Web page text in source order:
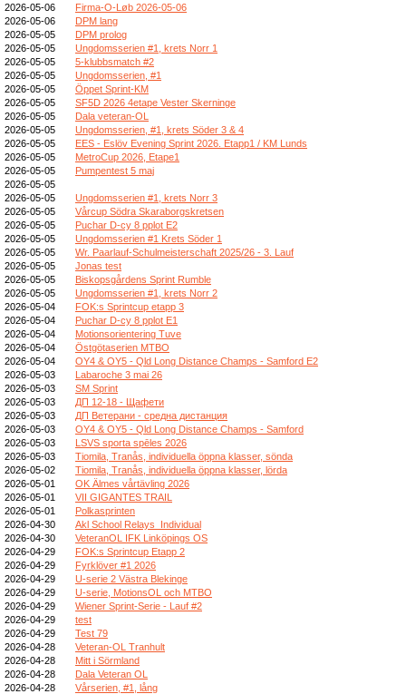
2026-05-06
Firma-O-Løb 2026-05-06
2026-05-06
DPM lang
2026-05-05
DPM prolog
2026-05-05
Ungdomsserien #1, krets Norr 1
2026-05-05
5-klubbsmatch #2
2026-05-05
Ungdomsserien, #1
2026-05-05
Öppet Sprint-KM
2026-05-05
SF5D 2026 4etape Vester Skerninge
2026-05-05
Dala veteran-OL
2026-05-05
Ungdomsserien, #1, krets Söder 3 & 4
2026-05-05
EES - Eslöv Evening Sprint 2026. Etapp1 / KM Lunds
2026-05-05
MetroCup 2026, Etape1
2026-05-05
Pumpentest 5 maj
2026-05-05
2026-05-05
Ungdomsserien #1, krets Norr 3
2026-05-05
Vårcup Södra Skaraborgskretsen
2026-05-05
Puchar D-cy 8 pplot E2
2026-05-05
Ungdomsserien #1 Krets Söder 1
2026-05-05
Wr. Paarlauf-Schulmeisterschaft 2025/26 - 3. Lauf
2026-05-05
Jonas test
2026-05-05
Biskopsgårdens Sprint Rumble
2026-05-05
Ungdomsserien #1, krets Norr 2
2026-05-04
FOK:s Sprintcup etapp 3
2026-05-04
Puchar D-cy 8 pplot E1
2026-05-04
Motionsorientering Tuve
2026-05-04
Östgötaserien MTBO
2026-05-04
OY4 & OY5 - Qld Long Distance Champs - Samford E2
2026-05-03
Labaroche 3 mai 26
2026-05-03
SM Sprint
2026-05-03
ДП 12-18 - Щафети
2026-05-03
ДП Ветерани - средна дистанция
2026-05-03
OY4 & OY5 - Qld Long Distance Champs - Samford
2026-05-03
LSVS sporta spēles 2026
2026-05-03
Tiomila, Tranås, individuella öppna klasser, sönda
2026-05-02
Tiomila, Tranås, individuella öppna klasser, lörda
2026-05-01
OK Älmes vårtävling 2026
2026-05-01
VII GIGANTES TRAIL
2026-05-01
Polkasprinten
2026-04-30
Akl School Relays_Individual
2026-04-30
VeteranOL IFK Linköpings OS
2026-04-29
FOK:s Sprintcup Etapp 2
2026-04-29
Fyrklöver #1 2026
2026-04-29
U-serie 2 Västra Blekinge
2026-04-29
U-serie, MotionsOL och MTBO
2026-04-29
Wiener Sprint-Serie - Lauf #2
2026-04-29
test
2026-04-29
Test 79
2026-04-28
Veteran-OL Tranhult
2026-04-28
Mitt i Sörmland
2026-04-28
Dala Veteran OL
2026-04-28
Vårserien, #1, lång